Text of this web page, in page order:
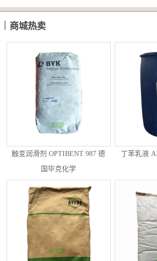
商城热卖
触变润滑剂 OPTIBENT 987 德
国毕克化学
丁苯乳液